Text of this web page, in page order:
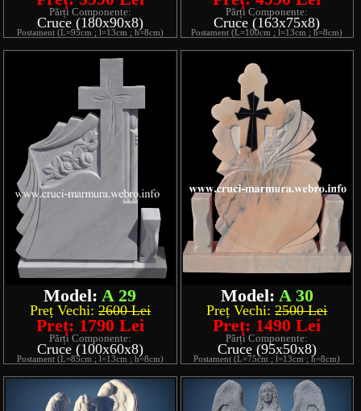
Părți Componente:
Cruce (180x90x8)
Postament (L=95cm ; l=13cm ; h=8cm)
Părți Componente:
Cruce (163x75x8)
Postament (L=100cm ; l=13cm ; h=8cm)
Model: A 29
Preț Vechi: 2600 Lei
Preț: 1790 Lei
Părți Componente:
Cruce (100x60x8)
Postament (L=85cm ; l=13cm ; h=8cm)
Model: A 30
Preț Vechi:2500 Lei
Preț: 1490 Lei
Părți Componente:
Cruce (95x50x8)
Postament (L=75cm ; l=13cm ; h=8cm)